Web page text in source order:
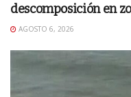
descomposición en
AGOSTO 6, 2026